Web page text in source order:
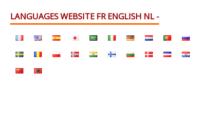
LANGUAGES WEBSITE FR ENGLISH NL -